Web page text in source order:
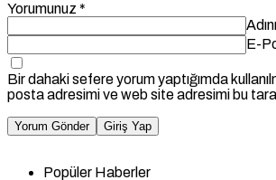
Yorumunuz *
E-
Bir dahaki sefere yorum yaptığımda
posta adresimi ve web site adresimi bu
Yorum Gönder Giriş Yap
Popüler Haberler